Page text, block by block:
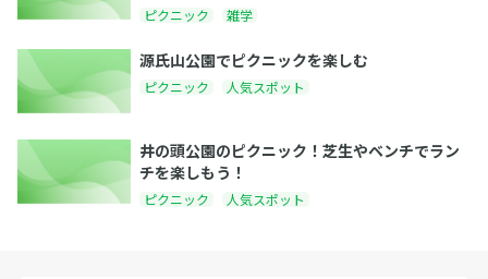
ピクニック 雑学
源氏山公園でピクニックを楽しむ
ピクニック 人気スポット
井の頭公園のピクニック！芝生やベンチでラン
チを楽しもう！
ピクニック 人気スポット